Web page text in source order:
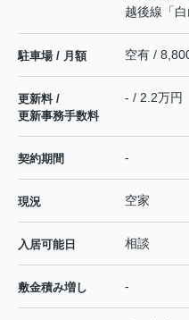
越後線 「
駐車場 / 月額 空有 /
更新料 /
更新事務手数料
- / 2.2万円
契約期間 -
現況 空家
入居可能日 相談
敷金積み増し -